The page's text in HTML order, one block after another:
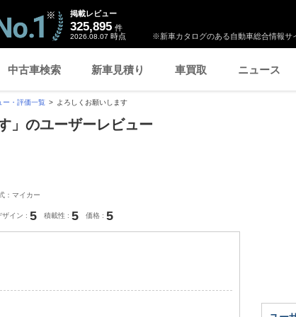
※新車カタログのある自動車総合情報サ
掲載レビュー
325,895 件
2026.08.07 時点
中古車検索 新車見積り 車買取 ニュース
ー・評価一覧 よろしくお願いします
」のユーザーレビュー
：マイカー
ザイン 5 積載性 5 価格 5